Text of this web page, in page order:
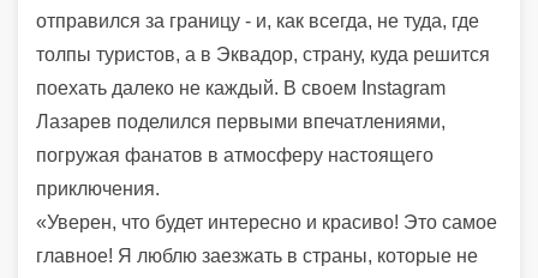
отправился за границу - и, как всегда, не туда, где
толпы туристов, а в Эквадор, страну, куда решится
поехать далеко не каждый. В своем Instagram
Лазарев поделился первыми впечатлениями,
погружая фанатов в атмосферу настоящего
приключения.
«Уверен, что будет интересно и красиво! Это самое
главное! Я люблю заезжать в страны, которые не